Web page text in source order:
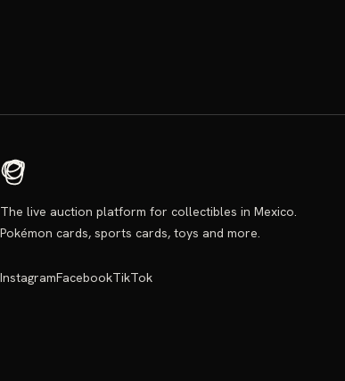
The live auction platform for collectibles in Mexico.
Pokémon cards, sports cards, toys and more.
InstagramFacebookTikTok